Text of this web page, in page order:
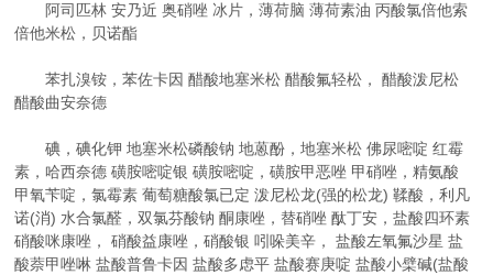
阿司匹林 安乃近 奥硝唑 冰片，薄荷脑 薄荷素油 丙酸氯倍他索
倍他米松，贝诺酯
苯扎溴铵，苯佐卡因 醋酸地塞米松 醋酸氟轻松， 醋酸泼尼松
醋酸曲安奈德
碘，碘化钾 地塞米松磷酸钠 地蒽酚，地塞米松 佛尿嘧啶 红霉
素，哈西奈德 磺胺嘧啶银 磺胺嘧啶，磺胺甲恶唑 甲硝唑，精氨酸
甲氧苄啶，氯霉素 葡萄糖酸氯已定 泼尼松龙(强的松龙) 鞣酸，利凡
诺(消) 水合氯醛，双氯芬酸钠 酮康唑，替硝唑 酞丁安，盐酸四环素
硝酸咪康唑， 硝酸益康唑，硝酸银 吲哚美辛， 盐酸左氧氟沙星 盐
酸萘甲唑啉 盐酸普鲁卡因 盐酸多虑平 盐酸赛庚啶 盐酸小檗碱(盐酸